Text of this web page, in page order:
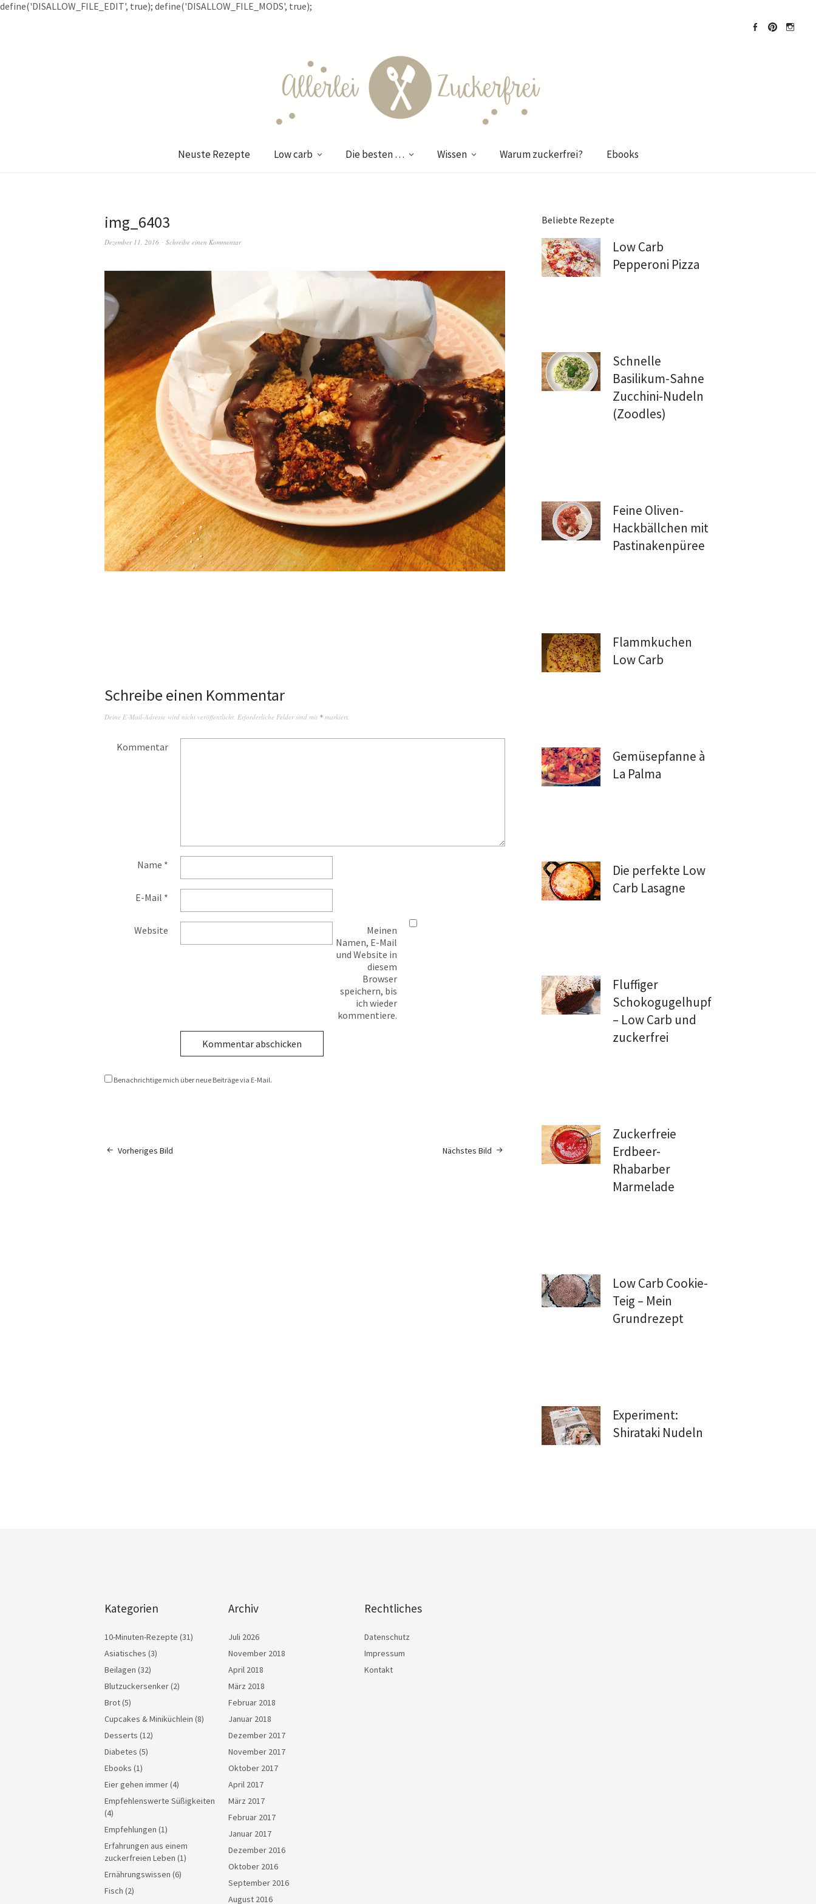
define('DISALLOW_FILE_EDIT', true); define('DISALLOW_FILE_MODS', true);
Neuste Rezepte Low carb Die besten … Wissen Warum zuckerfrei? Ebooks
img_6403
Dezember 11, 2016 Schreibe einen Kommentar
Schreibe einen Kommentar
Deine E-Mail-Adresse wird nicht veröffentlicht. Erforderliche Felder sind mit * markiert.
Kommentar
Name *
E-Mail *
Website
Meinen
Namen, E-Mail
und Website in
diesem
Browser
speichern, bis
ich wieder
kommentiere.
Benachrichtige mich über neue Beiträge via E-Mail.
Nächstes Bild
Vorheriges Bild
Beliebte Rezepte
Low Carb
Pepperoni Pizza
Schnelle
Basilikum-Sahne
Zucchini-Nudeln
(Zoodles)
Feine Oliven-
Hackbällchen mit
Pastinakenpüree
Flammkuchen
Low Carb
Gemüsepfanne à
La Palma
Die perfekte Low
Carb Lasagne
Fluffiger
Schokogugelhupf
– Low Carb und
zuckerfrei
Zuckerfreie
Erdbeer-
Rhabarber
Marmelade
Low Carb Cookie-
Teig – Mein
Grundrezept
Experiment:
Shirataki Nudeln
Kategorien
10-Minuten-Rezepte (31)
Asiatisches (3)
Beilagen (32)
Blutzuckersenker(2)
Brot(5)
Cupcakes & Miniküchlein (8)
Desserts (12)
Diabetes (5)
Ebooks (1)
Eier gehen immer(4)
Empfehlenswerte Süßigkeiten
(4)
Empfehlungen (1)
Erfahrungen aus einem
zuckerfreien Leben (1)
Ernährungswissen (6)
Fisch (2)
Archiv
Juli 2026
November 2018
April 2018
März 2018
Februar 2018
Januar 2018
Dezember 2017
November 2017
Oktober 2017
April 2017
März 2017
Februar 2017
Januar 2017
Dezember 2016
Oktober 2016
September 2016
August 2016
Rechtliches
Datenschutz
Impressum
Kontakt